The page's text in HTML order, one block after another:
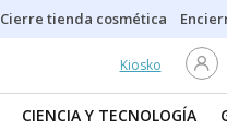
Cierre tienda cosmética
Kiosko
CIENCIA Y TECNOLOGÍA